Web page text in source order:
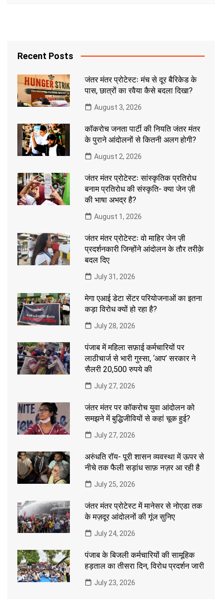
Recent Posts
जंतर मंतर प्रोटेस्टः मंच से दूर बैरिकेड के
पास, छात्रों का रवैया कैसे बदला दिखा?
August 3, 2026
कॉकरोच जनता पार्टी की नियति जंतर मंतर
के पुराने आंदोलनों से कितनी अलग होगी?
August 2, 2026
जंतर मंतर प्रोटेस्टः सांस्कृतिक प्रतिरोध
बनाम प्रतिरोध की संस्कृति- क्या जेन ज़ी
की भाषा अभद्र है?
August 1, 2026
जंतर मंतर प्रोटेस्टः वो माहिर जेन ज़ी
प्रदर्शनकारी जिन्होंने आंदोलन के तौर तरीक़े
बदल दिए
July 31, 2026
मेगा एआई डेटा सेंटर परियोजनाओं का इतना
कड़ा विरोध क्यों हो रहा है?
July 28, 2026
पंजाब में महिला सफ़ाई कर्मचारियों पर
लाठीचार्ज से भारी गुस्सा, ‘आप’ सरकार ने
सैलरी 20,500 रुपये की
July 27, 2026
जंतर मंतर पर कॉकरोच युवा आंदोलन को
समझने में बुद्धिजीवियों से कहां चूक हुई?
July 27, 2026
अरुंधति रॉय- पूरी शासन व्यवस्था में ऊपर से
नीचे तक फैली सड़ांध साफ़ नज़र आ रही है
July 25, 2026
जंतर मंतर प्रोटेस्ट में मानेसर से नोएडा तक
के मज़दूर आंदोलनों की गूंज सुनिए
July 24, 2026
पंजाब के बिजली कर्मचारियों की सामूहिक
हड़ताल का तीसरा दिन, विरोध प्रदर्शन जारी
July 23, 2026